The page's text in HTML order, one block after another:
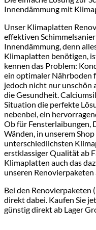
Innendämmung mit
Unser Klimaplatten
effektiven
Innendämmung, denn
Klimaplatten benötigen,
kennen das Problem:
ein optimaler Nährboden
jedoch nicht nur unschön
die Gesundheit.
Situation die perfekte
nebenbei, ein
Ob für Fensterlaibungen,
Wänden, in unserem
unterschiedlichsten
erstklassiger Qualität ab
Klimaplatten auch das
unseren
Bei den Renovierpaketen
direkt dabei. Kaufen Sie
günstig direkt ab Lager